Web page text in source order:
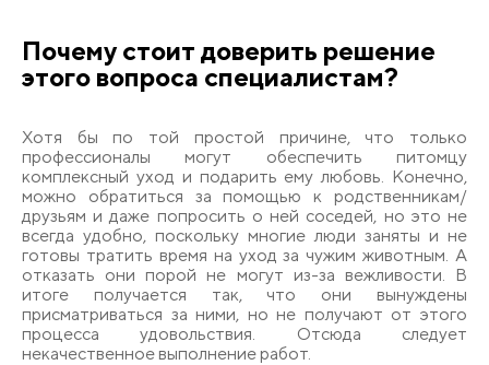
Почему стоит доверить решение
этого вопроса специалистам?
Хотя бы по той простой причине, что только
профессионалы могут обеспечить питомцу
комплексный уход и подарить ему любовь. Конечно,
можно обратиться за помощью к родственникам/
друзьям и даже попросить о ней соседей, но это не
всегда удобно, поскольку многие люди заняты и не
готовы тратить время на уход за чужим животным. А
отказать они порой не могут из-за вежливости. В
итоге получается так, что они вынуждены
присматриваться за ними, но не получают от этого
процесса удовольствия. Отсюда следует
некачественное выполнение работ.